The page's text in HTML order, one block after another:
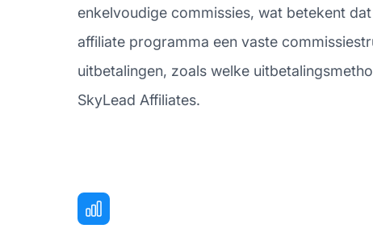
enkelvoudige commissies, wat betekent
affiliate programma een vaste
uitbetalingen, zoals welke
SkyLead Affiliates.